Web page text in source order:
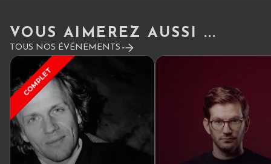
VOUS AIMEREZ AUSSI ...
TOUS NOS ÉVÉNEMENTS
COMPLET